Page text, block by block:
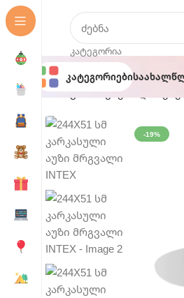
ᲙᲐᲢᲔᲒᲝᲠᲘᲐ
Კატეგორიები
მთავარი აუზები და
-19%